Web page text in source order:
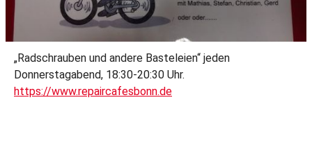
„Radschrauben und andere Basteleien“ jeden
Donnerstagabend, 18:30-20:30 Uhr.
https://www.repaircafesbonn.de